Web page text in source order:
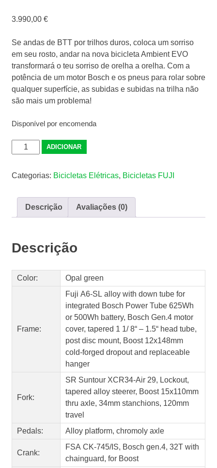
3.990,00 €
Se andas de BTT por trilhos duros, coloca um sorriso
em seu rosto, andar na nova bicicleta Ambient EVO
transformará o teu sorriso de orelha a orelha. Com a
potência de um motor Bosch e os pneus para rolar sobre
qualquer superfície, as subidas e subidas na trilha não
são mais um problema!
Disponível por encomenda
Quantidade
de
Elétrica
29″
ADICIONAR
Categorias: Bicicletas Elétricas, Bicicletas FUJI
Descrição Avaliações (0)
Descrição
Color: Opal green
Frame:
Fuji A6-SL alloy with down tube for
integrated Bosch Power Tube 625Wh
or 500Wh battery, Bosch Gen.4 motor
cover, tapered 1 1/ 8“ – 1.5“ head tube,
post disc mount, Boost 12x148mm
cold-forged dropout and replaceable
hanger
Fork:
SR Suntour XCR34-Air 29, Lockout,
tapered alloy steerer, Boost 15x110mm
thru axle, 34mm stanchions, 120mm
travel
Pedals:
Alloy platform, chromoly axle
Crank:
FSA CK-745/IS, Bosch gen.4, 32T with
chainguard, for Boost